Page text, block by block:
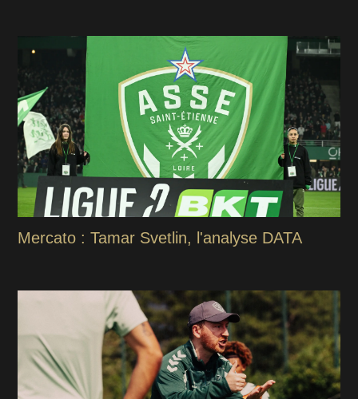
Mercato : Tamar Svetlin, l'analyse DATA